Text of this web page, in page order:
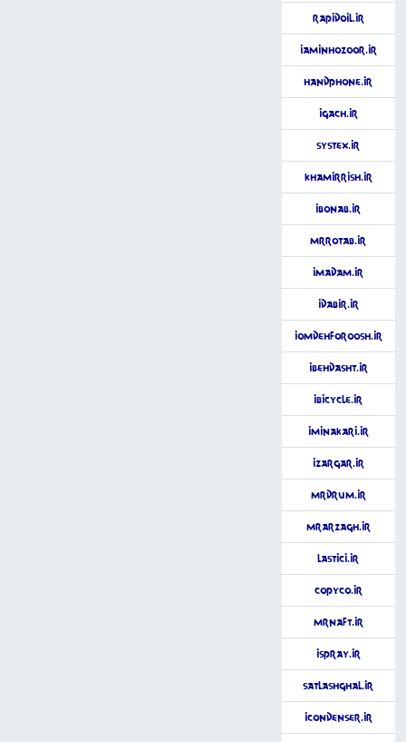
RapidOil.ir
iAminhozoor.ir
HandPhone.ir
iGach.ir
Systex.ir
khamirrish.ir
iBonab.ir
MrRotab.ir
iMadam.ir
iDabir.ir
iOmdehForoosh.ir
iBehdasht.ir
iBicycle.ir
iMinakari.ir
iZargar.ir
MrDrum.ir
MrArzagh.ir
Lastici.ir
CopyCo.ir
MrNaft.ir
iSpray.ir
SatlAshghal.ir
iCondenser.ir